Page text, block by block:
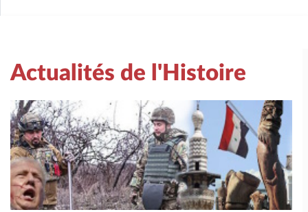
Actualités de l'Histoire